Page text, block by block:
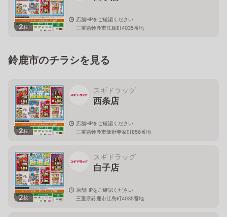
2枚
店舗HPをご確認ください
三重県鈴鹿市江島町4035番地
鈴鹿市のチラシを見る
2枚
スギドラッグ
西条店
店舗HPをご確認ください
三重県鈴鹿市飯野寺家町856番地
2枚
スギドラッグ
白子店
店舗HPをご確認ください
三重県鈴鹿市江島町4035番地